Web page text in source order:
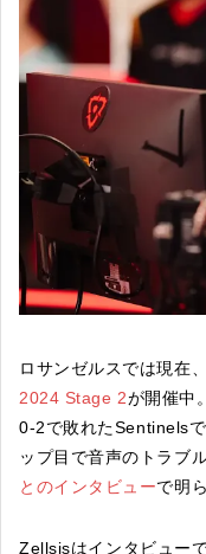
ロサンゼルスでは現在
2024 Stage 2が開催中
0-2で敗れたSentinels
ップ目で音声のトラブ
とのインタビューで明
Zellsisはインタビュー